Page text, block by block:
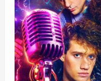
Ávila
y
la
homofobia
que
denunció
Boric
tras
la
acusación
constitucional